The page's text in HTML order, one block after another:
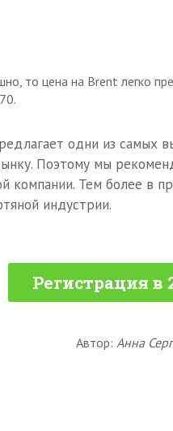
то цена на Brent легко
одни из самых
Поэтому мы
компании. Тем более в
индустрии.
Регистрация в
Автор: Анна